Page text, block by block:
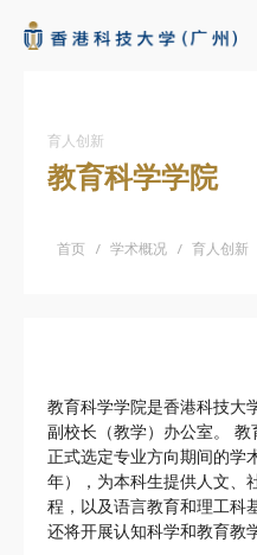
科研建设与发展处
中央研究设施
关于知识转移办公室
知识转移新范式
构建创新生态
育人创新
教育科学学院
首页 / 学术概况 / 育人创新
教育科学学院是香港科技大
副校长（教学）办公室。
正式选定专业方向期间的学
年），为本科生提供人文、
程，以及语言教育和理工科
还将开展认知科学和教育教